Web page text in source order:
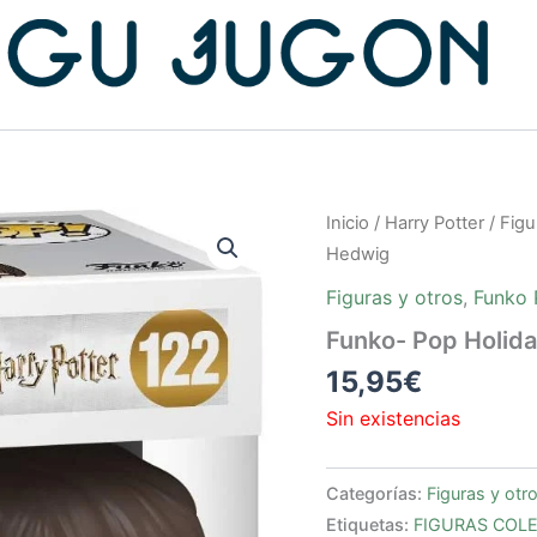
Inicio / Harry Potter /
Hedwig
Figuras y otros, Funko
Funko- Pop
15,95€
Sin existencias
Categorías: Figuras y
Etiquetas: FIGURAS